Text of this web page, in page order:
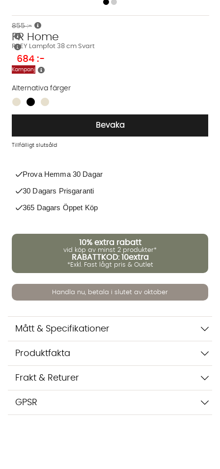
RILEY Lampfot 38 cm Svart
PR Home
684:-
855 :-
Kampanj
Bevaka
Tillfälligt slutsåld
Alternativa färger
Finns även i dessa färger:
Prova Hemma 30 Dagar
30 Dagars Prisgaranti
365 Dagars Öppet Köp
10% extra rabatt
vid köp av minst 2 produkter*
RABATTKOD: 10extra
*Exkl. Fast lågt pris & Outlet
Handla nu, betala i slutet av oktober
Mått & Specifikationer
Produktfakta
Frakt & Returer
GPSR
Vi använder AI för att svara på dina frågor. Konversationen
sparas i upp till 24 timmar för att kunna hjälpa dig. Vi delar
inte dina uppgifter med tredje part. Läs mer i vår
integritetspolicy.
Jag godkänner att konversationen sparas
Starta chatten